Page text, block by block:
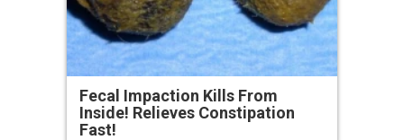
Fecal Impaction Kills From
Inside! Relieves Constipation
Fast!